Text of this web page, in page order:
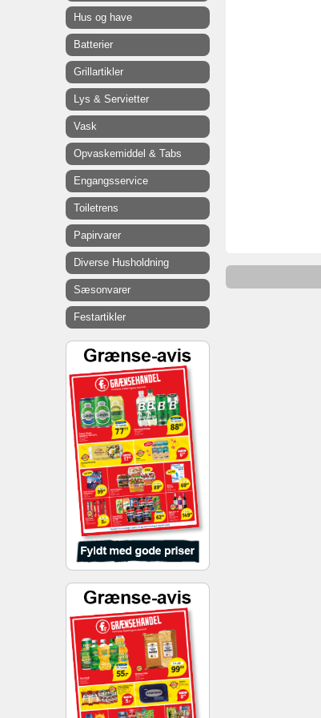
Hus og have
Batterier
Grillartikler
Lys & Servietter
Vask
Opvaskemiddel & Tabs
Engangsservice
Toiletrens
Papirvarer
Diverse Husholdning
Sæsonvarer
Festartikler